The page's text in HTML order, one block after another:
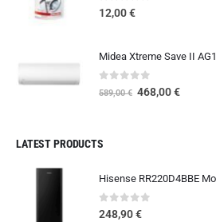
0out of 5
12,00€
0out of 5
589,00€ Original
468,00€Η
LATEST PRODUCTS
Hisense RR220D4BBE
0 out of 5
248,90€